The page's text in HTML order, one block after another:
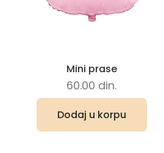
Mini prase
60.00 din.
Dodaj u korpu